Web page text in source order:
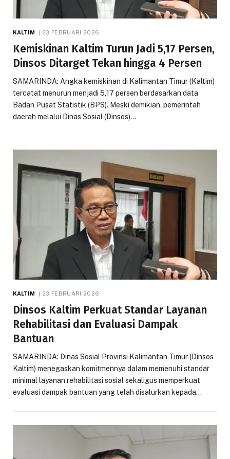
KALTIM 23 FEBRUARI 2026
Kemiskinan Kaltim Turun Jadi 5,17 Persen,
Dinsos Ditarget Tekan hingga 4 Persen
SAMARINDA: Angka kemiskinan di Kalimantan Timur (Kaltim)
tercatat menurun menjadi 5,17 persen berdasarkan data
Badan Pusat Statistik (BPS). Meski demikian, pemerintah
daerah melalui Dinas Sosial (Dinsos)…
KALTIM 23 FEBRUARI 2026
Dinsos Kaltim Perkuat Standar Layanan
Rehabilitasi dan Evaluasi Dampak
Bantuan
SAMARINDA: Dinas Sosial Provinsi Kalimantan Timur (Dinsos
Kaltim) menegaskan komitmennya dalam memenuhi standar
minimal layanan rehabilitasi sosial sekaligus memperkuat
evaluasi dampak bantuan yang telah disalurkan kepada…